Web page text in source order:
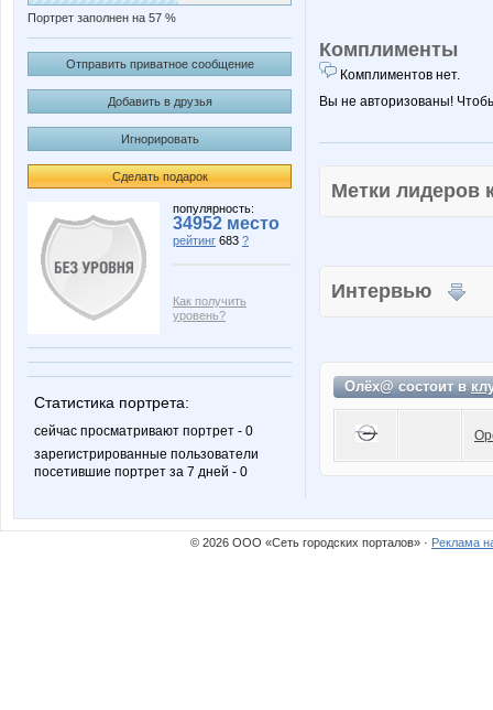
Портрет заполнен на 57 %
Отправить приватное сообщение
Добавить в друзья
Игнорировать
Сделать подарок
популярность:
34952 место
рейтинг 683 ?
Как получить
уровень?
Статистика портрета:
сейчас просматривают портрет - 0
зарегистрированные пользователи
посетившие портрет за 7 дней - 0
Комплименты
Комплиментов нет.
Вы не авторизованы!
Метки
Интервью
Олёх@ состоит в
© 2026 ООО «Сеть городских порталов» · Реклама